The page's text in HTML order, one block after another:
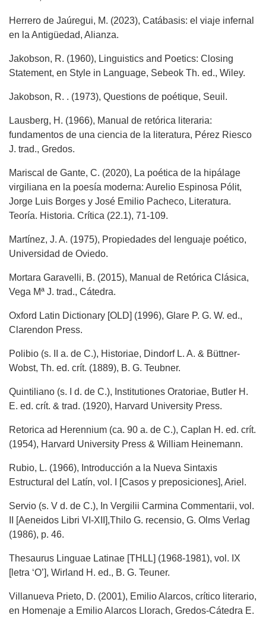
Herrero de Jaúregui, M. (2023), Catábasis: el viaje infernal
en la Antigüedad, Alianza.
Jakobson, R. (1960), Linguistics and Poetics: Closing
Statement, en Style in Language, Sebeok Th. ed., Wiley.
Jakobson, R. . (1973), Questions de poétique, Seuil.
Lausberg, H. (1966), Manual de retórica literaria:
fundamentos de una ciencia de la literatura, Pérez Riesco
J. trad., Gredos.
Mariscal de Gante, C. (2020), La poética de la hipálage
virgiliana en la poesía moderna: Aurelio Espinosa Pólit,
Jorge Luis Borges y José Emilio Pacheco, Literatura.
Teoría. Historia. Crítica (22.1), 71-109.
Martínez, J. A. (1975), Propiedades del lenguaje poético,
Universidad de Oviedo.
Mortara Garavelli, B. (2015), Manual de Retórica Clásica,
Vega Mª J. trad., Cátedra.
Oxford Latin Dictionary [OLD] (1996), Glare P. G. W. ed.,
Clarendon Press.
Polibio (s. II a. de C.), Historiae, Dindorf L. A. & Büttner-
Wobst, Th. ed. crít. (1889), B. G. Teubner.
Quintiliano (s. I d. de C.), Institutiones Oratoriae, Butler H.
E. ed. crít. & trad. (1920), Harvard University Press.
Retorica ad Herennium (ca. 90 a. de C.), Caplan H. ed. crít.
(1954), Harvard University Press & William Heinemann.
Rubio, L. (1966), Introducción a la Nueva Sintaxis
Estructural del Latín, vol. I [Casos y preposiciones], Ariel.
Servio (s. V d. de C.), In Vergilii Carmina Commentarii, vol.
II [Aeneidos Libri VI-XII],Thilo G. recensio, G. Olms Verlag
(1986), p. 46.
Thesaurus Linguae Latinae [THLL] (1968-1981), vol. IX
[letra ‘O’], Wirland H. ed., B. G. Teuner.
Villanueva Prieto, D. (2001), Emilio Alarcos, crítico literario,
en Homenaje a Emilio Alarcos Llorach, Gredos-Cátedra E.